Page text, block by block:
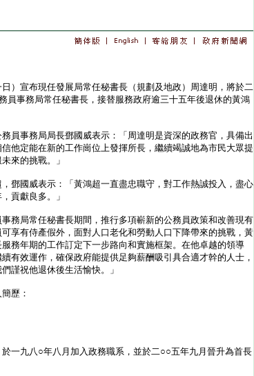
宣布現任發展局常任秘書長（規劃及地政）周達明，將於二
員事務局常任秘書長，接替服務政府逾三十五年後退休的黃鴻
事務局局長鄧國威表示：「周達明是資深的政務官，具備出
他定能在新的工作崗位上發揮所長，繼續竭誠地為市民大眾提
來的挑戰。」
國威表示：「黃鴻超一直盡忠職守，對工作熱誠投入，盡心
貢獻良多。」
局常任秘書長期間，推行多項嶄新的公務員政策和改善現有
享有侍產假外，面對人口老化和勞動人口下降帶來的挑戰，黃
務年期的工作訂定下一步路向和實施框架。在他卓越的領導
有效運作，確保政府能提供足夠薪酬吸引具合適才幹的人士，
謹祝他退休後生活愉快。」
歷：
九八○年八月加入政務職系，並於二○○五年九月晉升為首長